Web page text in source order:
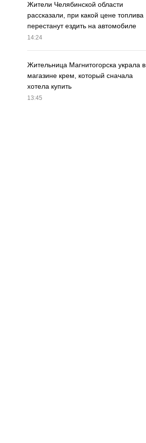
Жители Челябинской области
рассказали, при какой цене топлива
перестанут ездить на автомобиле
14:24
Жительница Магнитогорска украла в
магазине крем, который сначала
хотела купить
13:45